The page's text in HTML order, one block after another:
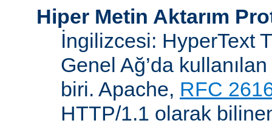
Hiper Metin Aktarım
İngilizcesi: HyperText
Genel Ağ’da
biri. Apache, RFC
HTTP/1.1 olarak